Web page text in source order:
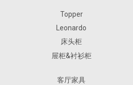
Topper
Leonardo
床头柜
屉柜&衬衫柜
客厅家具